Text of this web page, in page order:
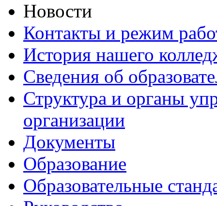
Новости
Контакты и режим
История нашего
Сведения об
Структура и органы
организации
Документы
Образование
Образовательные